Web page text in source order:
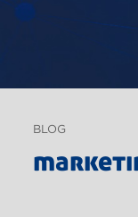
BLOG